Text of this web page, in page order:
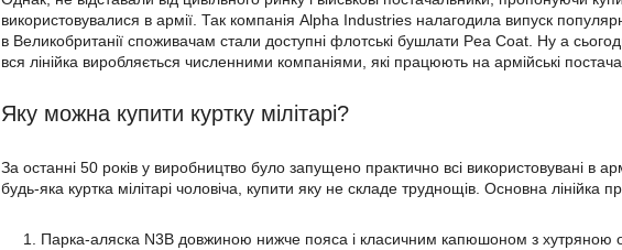
використовувалися в армії. Так компанія Alpha Industries налагодила випуск
в Великобританії споживачам стали доступні флотські бушлати Pea Coat. Ну а
вся лінійка виробляється численними компаніями, які працюють на армійські
Яку можна купити куртку мілітарі?
За останні 50 років у виробництво було запущено практично всі використовувані в
будь-яка куртка мілітарі чоловіча, купити яку не складе труднощів. Основна
Парка-аляска N3B довжиною нижче пояса і класичним капюшоном з хутряною